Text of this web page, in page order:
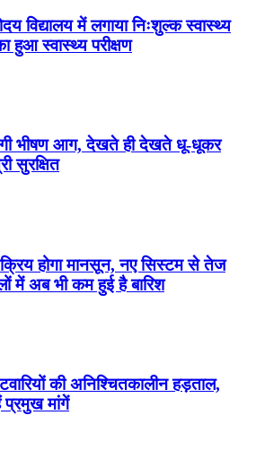
विद्यालय में लगाया निःशुल्क स्वास्थ्य
हुआ स्वास्थ्य परीक्षण
भीषण आग, देखते ही देखते धू-धूकर
सुरक्षित
होगा मानसून, नए सिस्टम से तेज
में अब भी कम हुई है बारिश
की अनिश्चितकालीन हड़ताल,
मांगें